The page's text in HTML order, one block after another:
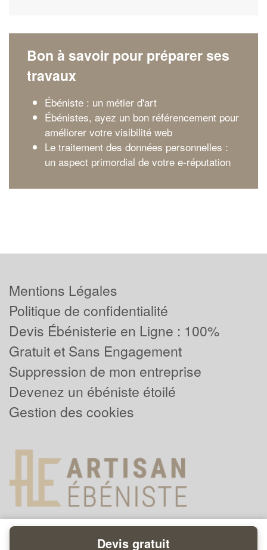
Bon à savoir pour préparer ses
travaux
Ébéniste : un métier d'art
Ébénistes, ayez un bon référencement pour
améliorer votre visibilité web
Le traitement des données personnelles :
un aspect primordial de votre e-réputation
Mentions Légales
Politique de confidentialité
Devis Ébénisterie en Ligne : 100%
Gratuit et Sans Engagement
Suppression de mon entreprise
Devenez un ébéniste étoilé
Gestion des cookies
Devis gratuit